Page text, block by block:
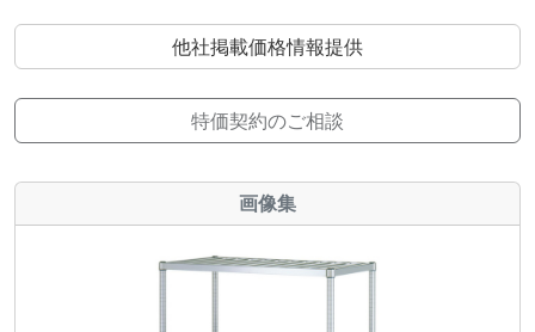
他社掲載価格情報提供
特価契約のご相談
画像集